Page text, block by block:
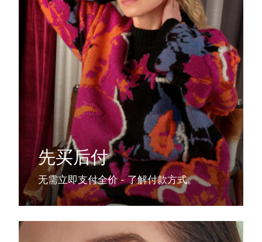
先买后付
无需立即支付全价 - 了解付款方式。